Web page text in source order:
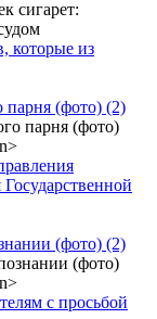
которые из
парня (фото) (2)
(фото) (2)
с просьбой